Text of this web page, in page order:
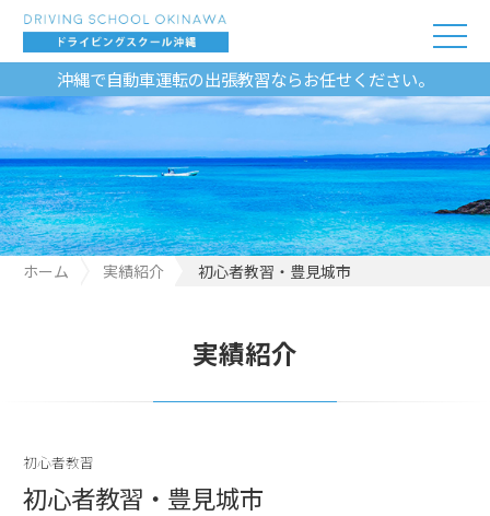
沖縄で自動車運転の出張教習ならお任せください。
ホーム 実績紹介 初心者教習・豊見城市
実績紹介
初心者教習
初心者教習・豊見城市